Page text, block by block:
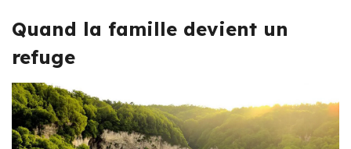
Quand la famille devient un
refuge